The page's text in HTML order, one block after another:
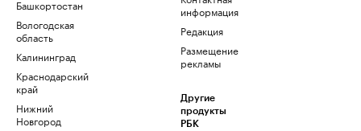
Башкортостан
Вологодская
область
Калининград
Краснодарский
край
Нижний
Новгород
информация
Редакция
Размещение
рекламы
Другие
продукты
РБК